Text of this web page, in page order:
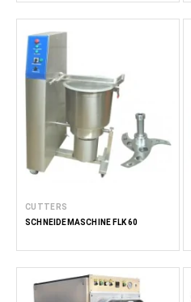
CUTTERS
SCHNEIDEMASCHINE FLK 60